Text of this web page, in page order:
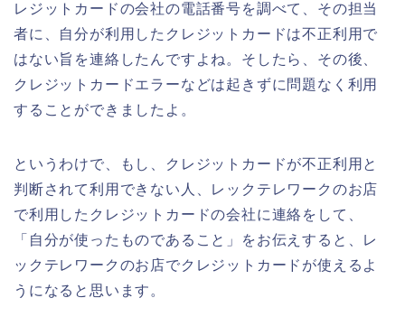
レジットカードの会社の電話番号を調べて、その担当
者に、自分が利用したクレジットカードは不正利用で
はない旨を連絡したんですよね。そしたら、その後、
クレジットカードエラーなどは起きずに問題なく利用
することができましたよ。
というわけで、もし、クレジットカードが不正利用と
判断されて利用できない人、レックテレワークのお店
で利用したクレジットカードの会社に連絡をして、
「自分が使ったものであること」をお伝えすると、レ
ックテレワークのお店でクレジットカードが使えるよ
うになると思います。